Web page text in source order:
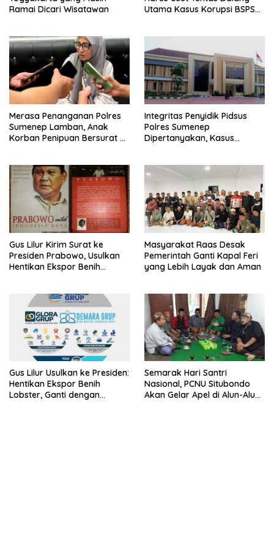
Ramai Dicari Wisatawan
Utama Kasus Korupsi BSPS
Merasa Penanganan Polres
Sumenep Lamban, Anak
Korban Penipuan Bersurat ke
Integritas Penyidik Pidsus
Polres Sumenep
Dipertanyakan, Kasus
Kepastian
Gus Lilur Kirim Surat ke
Presiden Prabowo, Usulkan
Hentikan Ekspor Benih
Masyarakat Raas Desak
Pemerintah Ganti Kapal Feri
yang Lebih Layak dan Aman
Gus Lilur Usulkan ke Presiden:
Hentikan Ekspor Benih
Lobster, Ganti dengan
Semarak Hari Santri
Nasional, PCNU Situbondo
Akan Gelar Apel di Alun-Alun